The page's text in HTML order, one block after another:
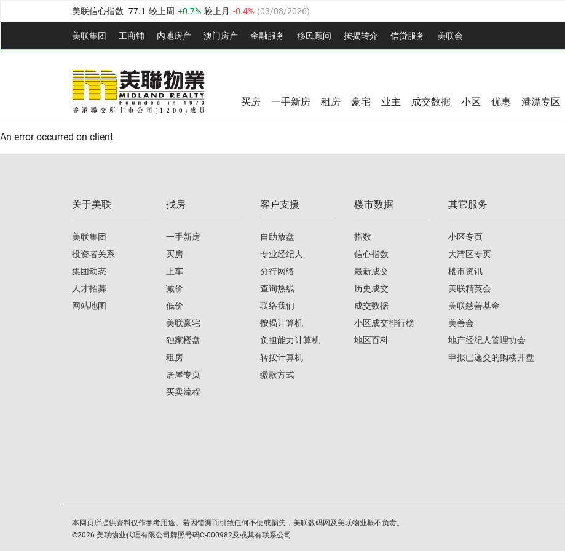
美联信心指数 77.1 较上周 0.7% 较上月 -0.4% (03/08/2026)
全港指数 149.1 较上周 0% 较上月 0.4% ( 03/08/2026
港岛指数 157.4 较上周 -0.3% 较上月 -0.8% (03/08/2026)
九龙指数 156.4 较上周 -0.1% 较上月
新界指数 134.8 较上周 0.1% 较上月 03/08/2026
美联信心指数 77.1 较上周 0.7% 较上月
美联集团 工商铺 内地房产 澳⻔房产 金融服务 移民顾问 按揭转介 信贷服务 美联会
全港指数 149.1 较上周 0% 较上月
美联信心指数 较上周 0.7% 03/08/2026
买房 一手新房 租房 豪宅 业主 成交数据 小区 优惠 港漂专区
An error occurred on client
关于美联
美联集团
投资者关系
集团动态
人才招募
网站地图
找房
一手新房
买房
上车
减价
低价
美联豪宅
独家楼盘
租房
居屋专页
买卖流程
客户支援
自助放盘
专业经纪人
分行网络
查询热线
联络我们
按揭计算机
负担能力计算机
转按计算机
缴款方式
楼市数据
指数
信心指数
最新成交
历史成交
成交数据
小区成交排行榜
地区百科
其它服务
小区专页
大湾区专页
楼市资讯
美联精英会
美联慈善基金
美善会
地产经纪人管理协会
申报已递交的购楼开盘
本网页所提供资料仅作参考用途。若因错漏而引致任何不便或损失，美联数码网及美联物业概不负责。
©2026 美联物业代理有限公司牌照号码C-000982及或其有联系公司